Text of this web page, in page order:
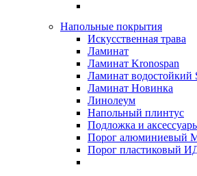
Напольные покрытия
Искусственная трава
Ламинат
Ламинат Kronospan
Ламинат водостойкий
Ламинат Новинка
Линолеум
Напольный плинтус
Подложка и
Порог
Порог пластиковый